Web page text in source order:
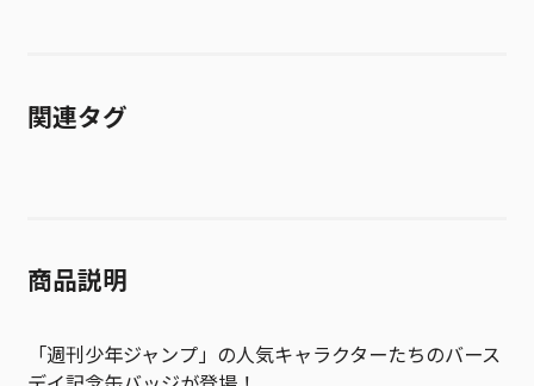
関連タグ
商品説明
「週刊少年ジャンプ」の人気キャラクターたちのバース